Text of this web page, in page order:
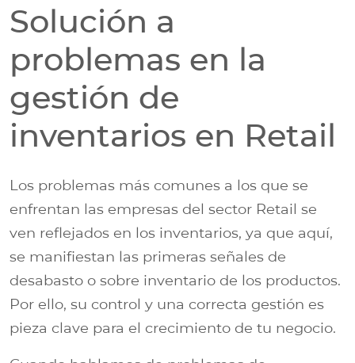
Solución a
problemas en la
gestión de
inventarios en Retail
Los problemas más comunes a los que se
enfrentan las empresas del sector Retail se
ven reflejados en los inventarios, ya que aquí,
se manifiestan las primeras señales de
desabasto o sobre inventario de los productos.
Por ello, su control y una correcta gestión es
pieza clave para el crecimiento de tu negocio.